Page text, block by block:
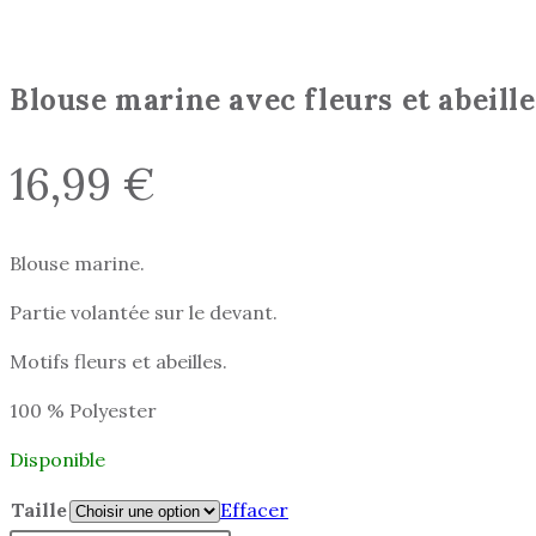
Blouse marine avec fleurs et
16,99 €
Blouse marine.
Partie volantée sur le devant.
Motifs fleurs et abeilles.
100 % Polyester
Disponible
Taille
Effacer